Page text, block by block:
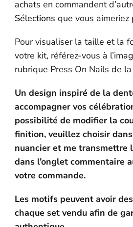
achats en commandent
Sélections que vous aimeriez
Pour visualiser la taille et la
votre kit, référez-vous à
rubrique Press On Nails de
Un design inspiré de la
accompagner vos
possibilité de modifier la
finition, veuillez choisir
nuancier et me transmettre
dans l’onglet commentaire
votre commande.
Les motifs peuvent avoir
chaque set vendu afin de